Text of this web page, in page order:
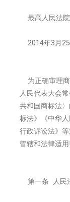
最高人民法院
2014年3月25
为正确审理商
人民代表大会
共和国商标法
标法》《中华
行政诉讼法》
管辖和法律适用
第一条 人民